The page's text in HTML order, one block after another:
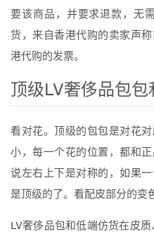
要该商品，并要求退款，无
货，来自香港代购的卖家声
港代购的发票。
顶级LV奢侈品包包
看对花。顶级的包包是对花
小，每一个花的位置，都和
说左右上下是对称的，如果
是顶级的了。看配皮部分的变
LV奢侈品包和低端仿货在皮